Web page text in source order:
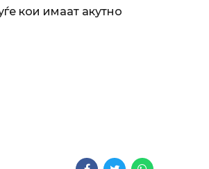
кои имаат акутно